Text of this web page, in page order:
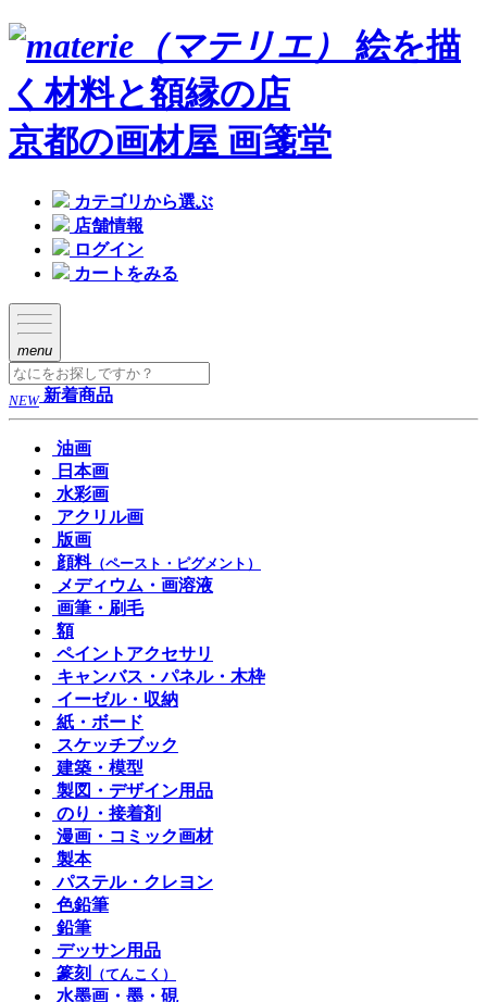
絵を描
く材料と額縁の店
京都の画材屋 画箋堂
カテゴリから選ぶ
店舗情報
ログイン
カートをみる
menu
NEW 新着商品
油画
日本画
水彩画
アクリル画
版画
顔料（ペースト・ピグメント）
メディウム・画溶液
画筆・刷毛
額
ペイントアクセサリ
キャンバス・パネル・木枠
イーゼル・収納
紙・ボード
スケッチブック
建築・模型
製図・デザイン用品
のり・接着剤
漫画・コミック画材
製本
パステル・クレヨン
色鉛筆
鉛筆
デッサン用品
篆刻
（てんこく）
水墨画・墨・硯